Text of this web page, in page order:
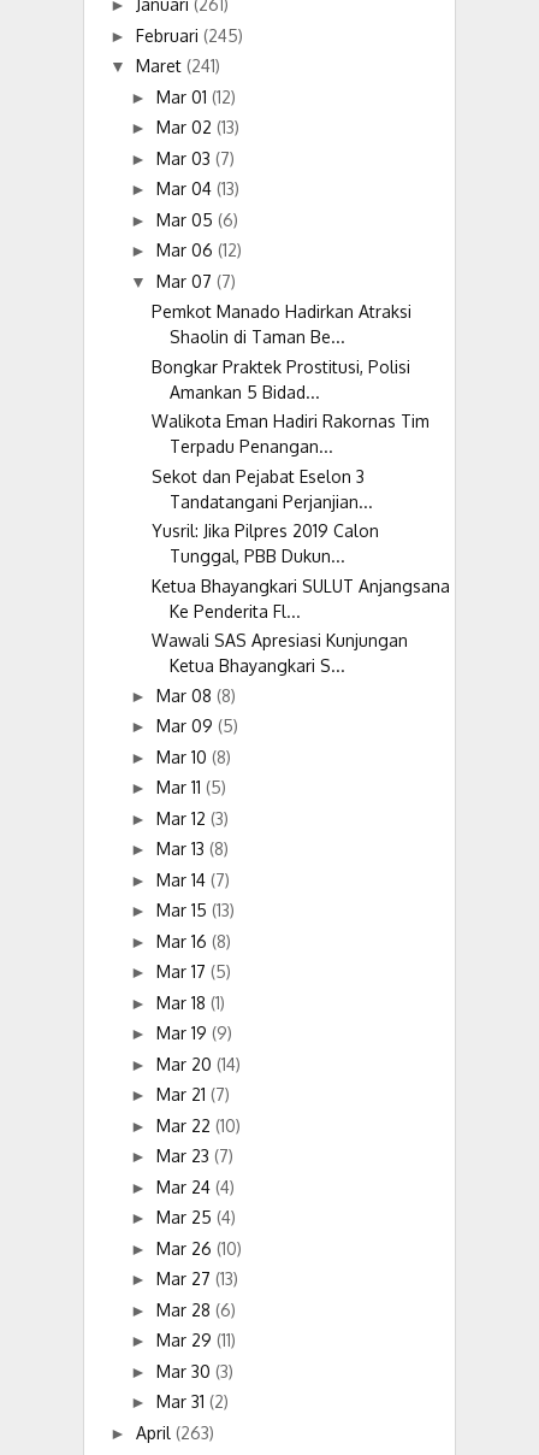
► Januari (261)
► Februari (245)
▼ Maret (241)
► Mar 01 (12)
► Mar 02 (13)
► Mar 03 (7)
► Mar 04 (13)
► Mar 05 (6)
► Mar 06 (12)
▼ Mar 07 (7)
Pemkot Manado Hadirkan Atraksi
Shaolin di Taman Be...
Bongkar Praktek Prostitusi, Polisi
Amankan 5 Bidad...
Walikota Eman Hadiri Rakornas Tim
Terpadu Penangan...
Sekot dan Pejabat Eselon 3
Tandatangani Perjanjian...
Yusril: Jika Pilpres 2019 Calon
Tunggal, PBB Dukun...
Ketua Bhayangkari SULUT Anjangsana
Ke Penderita Fl...
Wawali SAS Apresiasi Kunjungan
Ketua Bhayangkari S...
► Mar 08 (8)
► Mar 09 (5)
► Mar 10 (8)
► Mar 11 (5)
► Mar 12 (3)
► Mar 13 (8)
► Mar 14 (7)
► Mar 15 (13)
► Mar 16 (8)
► Mar 17 (5)
► Mar 18 (1)
► Mar 19 (9)
► Mar 20 (14)
► Mar 21 (7)
► Mar 22 (10)
► Mar 23 (7)
► Mar 24 (4)
► Mar 25 (4)
► Mar 26 (10)
► Mar 27 (13)
► Mar 28 (6)
► Mar 29 (11)
► Mar 30 (3)
► Mar 31 (2)
► April (263)